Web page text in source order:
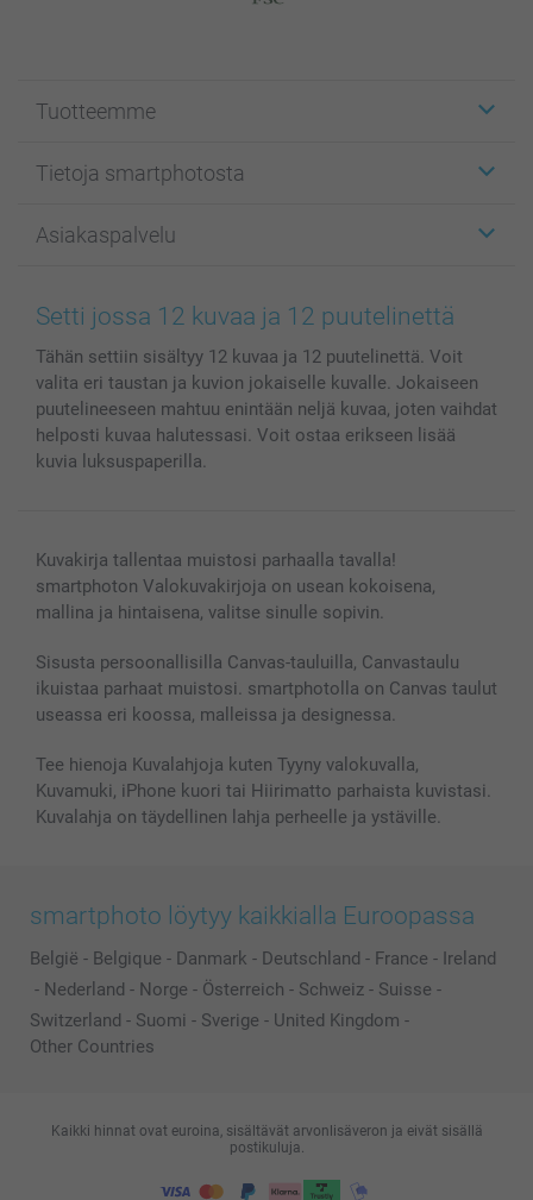
Tuotteemme
Kuvakortit
Kuvakirjat
Valokuvat, Julisteet & Taskukirjat
Kännykkä & Tabletti
MyNameBook
Kuvakalenterit & Päivyrit
Valokuvakehykset & Lisätarvikkeet
Lahjakortti
Tietoja smartphotosta
Affiliate ohjelma
Evästekäytäntö
Sivukartta
Ehdot/takuut
Investor Relations
Asiakaspalvelu
100% tyytyväisyystakuu
smartbonus
Hinnat & maksutavat
Tilausten tila
Setti jossa 12 kuvaa ja 12 puutelinettä
Tähän settiin sisältyy 12 kuvaa ja 12 puutelinettä. Voit
valita eri taustan ja kuvion jokaiselle kuvalle. Jokaiseen
puutelineeseen mahtuu enintään neljä kuvaa, joten vaihdat
helposti kuvaa halutessasi. Voit ostaa erikseen lisää
kuvia luksuspaperilla.
Kuvakirja tallentaa muistosi parhaalla tavalla!
smartphoton Valokuvakirjoja on usean kokoisena,
mallina ja hintaisena, valitse sinulle sopivin.
Sisusta persoonallisilla Canvas-tauluilla, Canvastaulu
ikuistaa parhaat muistosi. smartphotolla on Canvas taulut
useassa eri koossa, malleissa ja designessa.
Tee hienoja Kuvalahjoja kuten Tyyny valokuvalla,
Kuvamuki, iPhone kuori tai Hiirimatto parhaista kuvistasi.
Kuvalahja on täydellinen lahja perheelle ja ystäville.
smartphoto löytyy kaikkialla Euroopassa
België - Belgique - Danmark - Deutschland - France - Ireland
- Nederland - Norge - Österreich - Schweiz - Suisse -
Switzerland - Suomi - Sverige - United Kingdom -
Other Countries
Kaikki hinnat ovat euroina, sisältävät arvonlisäveron ja eivät sisällä
postikuluja.